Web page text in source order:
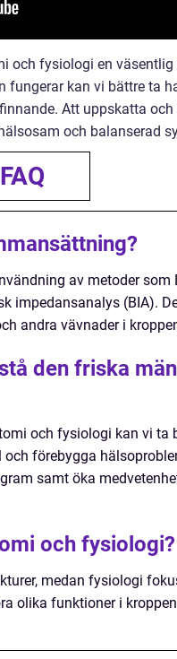
och fysiologi en
fungerar kan vi bättre ta
Att uppskatta och
och balanserad
FAQ
av metoder som
impedansanalys (BIA).
andra vävnader i
den friska
och fysiologi kan vi ta
förebygga
samt öka
och fysiologi?
medan fysiologi
olika funktioner i